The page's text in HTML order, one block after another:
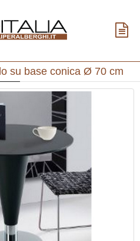
su base conica Ø 70 cm